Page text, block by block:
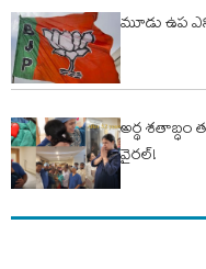
మూడు ఉప
అర్థ
వైరల్!